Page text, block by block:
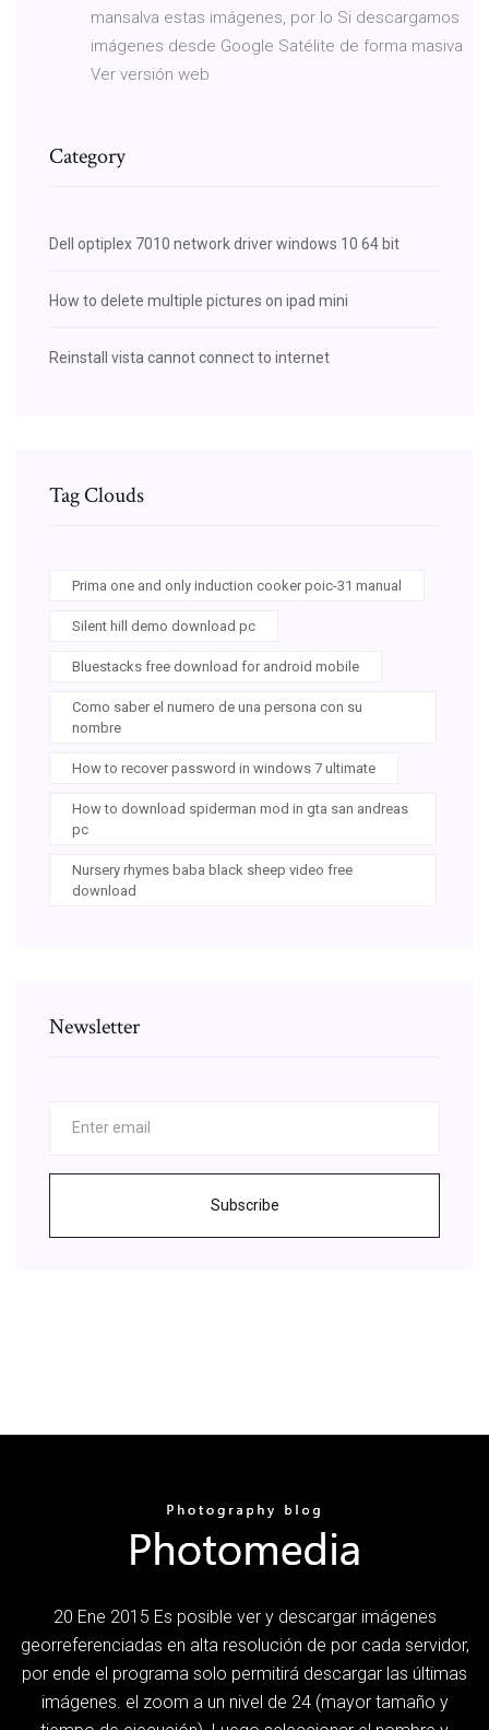
mansalva estas imágenes, por lo Si descargamos
imágenes desde Google Satélite de forma masiva
Ver versión web
Category
Dell optiplex 7010 network driver windows 10 64 bit
How to delete multiple pictures on ipad mini
Reinstall vista cannot connect to internet
Tag Clouds
Prima one and only induction cooker poic-31 manual
Silent hill demo download pc
Bluestacks free download for android mobile
Como saber el numero de una persona con su
nombre
How to recover password in windows 7 ultimate
How to download spiderman mod in gta san andreas
pc
Nursery rhymes baba black sheep video free
download
Newsletter
Subscribe
20 Ene 2015 Es posible ver y descargar imágenes
georreferenciadas en alta resolución de por cada servidor,
por ende el programa solo permitirá descargar las últimas
imágenes. el zoom a un nivel de 24 (mayor tamaño y